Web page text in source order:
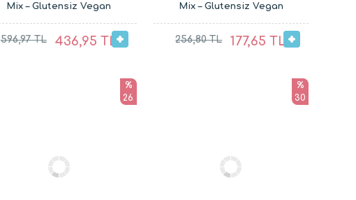
Mix – Glutensiz Vegan
x 30G)
596,97 TL 436,95 TL
Mix – Glutensiz Vegan
x 30G)
256,80 TL 177,65 TL
%
26
%
30